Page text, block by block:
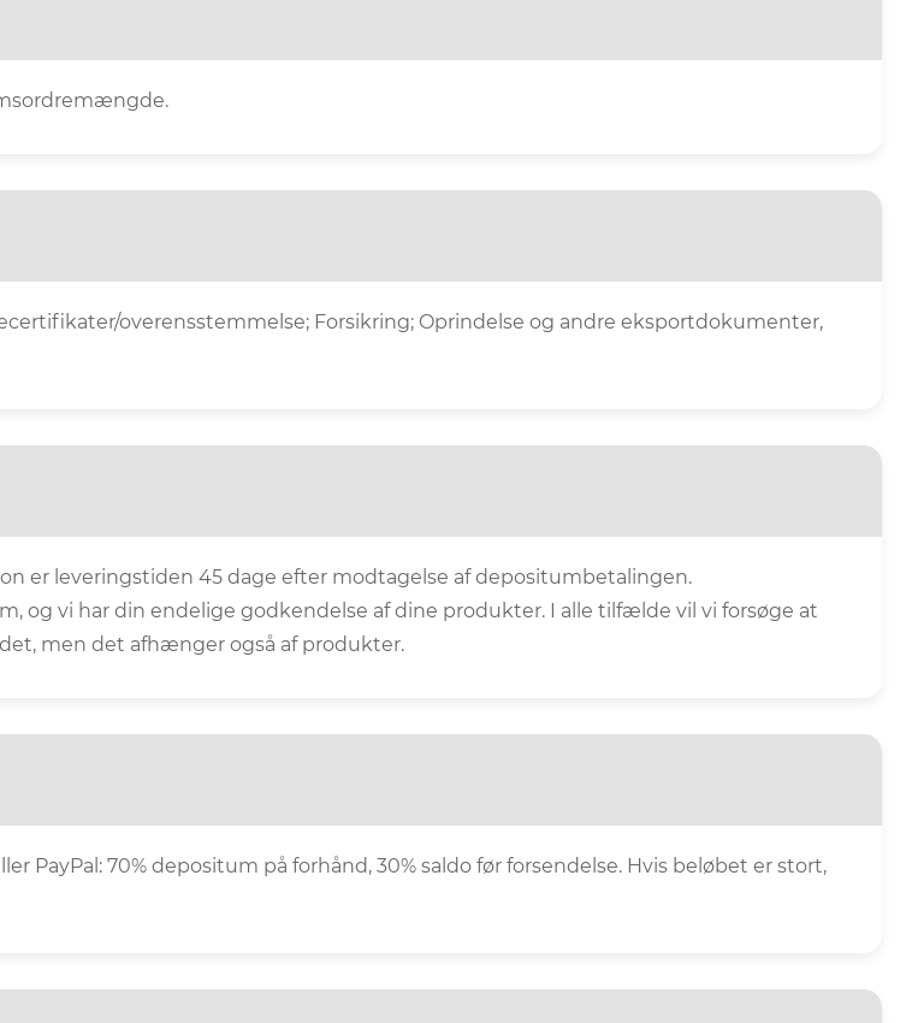
overensstemmelse; Forsikring; Oprindelse og andre eksportdokumenter,
er leveringstiden 45 dage efter modtagelse af depositumbetalingen.
og vi har din endelige godkendelse af dine produkter. I alle tilfælde vil vi forsøge at
men det afhænger også af produkter.
PayPal: 70% depositum på forhånd, 30% saldo før forsendelse. Hvis beløbet er stort,